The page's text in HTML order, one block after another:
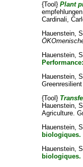
{Tool}Plant
Cardinali,
Hauenstein,
Hauenstein,
Hauenstein,
{Tool}
Hauenstein,
Agriculture.
Hauenstein,
biologiques.
Hauenstein,
biologiques.